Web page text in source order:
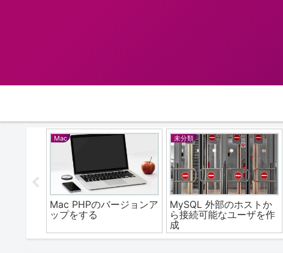
未分類
MySQL 外部のホストか
ら接続可能なユーザを作
XD
XD アートボードを
「Web Export」で
Javascript）に変換する